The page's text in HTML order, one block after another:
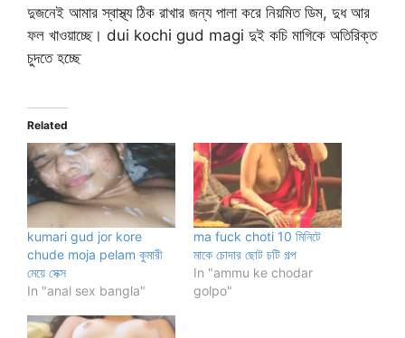
দুজনেই আমার স্বাস্থ্য ঠিক রাখার জন্য পালা করে নিয়মিত ডিম, দুধ আর
ফল খাওয়াচ্ছে। dui kochi gud magi দুই কচি মাগিকে অতিরিক্ত
চুদতে হচ্ছে
Related
kumari gud jor kore
chude moja pelam কুমারী
মেয়ে সেক্স
In "anal sex bangla"
ma fuck choti 10 মিনিটে
মাকে চোদার ছোট চটি গল্প
In "ammu ke chodar
golpo"